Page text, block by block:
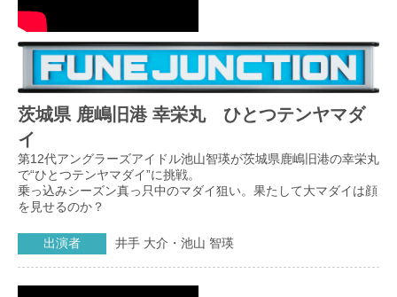
茨城県 鹿嶋旧港 幸栄丸 ひとつテンヤマダ
イ
第12代アングラーズアイドル池山智瑛が茨城県鹿嶋旧港の幸栄丸
で“ひとつテンヤマダイ”に挑戦。
乗っ込みシーズン真っ只中のマダイ狙い。果たして大マダイは顔
を見せるのか？
出演者 井手 大介・池山 智瑛